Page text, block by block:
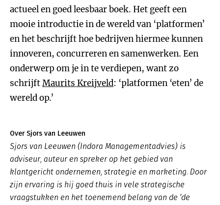
actueel en goed leesbaar boek. Het geeft een
mooie introductie in de wereld van ‘platformen’
en het beschrijft hoe bedrijven hiermee kunnen
innoveren, concurreren en samenwerken. Een
onderwerp om je in te verdiepen, want zo
schrijftMaurits Kreijveld: ‘platformen ‘eten’ de
wereld op.’
Over Sjors van Leeuwen
Sjors van Leeuwen (Indora Managementadvies) is
adviseur, auteur en spreker op het gebied van
klantgericht ondernemen, strategie en marketing. Door
zijn ervaring is hij goed thuis in vele strategische
vraagstukken en het toenemend belang van de ‘de